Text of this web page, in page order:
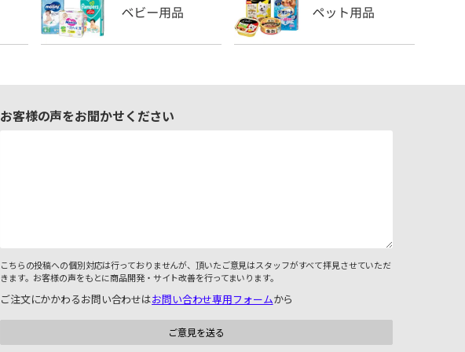
お客様の声をお聞かせください
こちらの投稿への個別対応は行っておりませんが、頂いたご意見はスタッフがすべて拝見させていただ
きます。お客様の声をもとに商品開発・サイト改善を行ってまいります。
ご注文にかかわるお問い合わせはお問い合わせ専用フォームから